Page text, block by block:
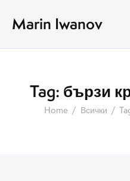
Marin Iwanov
Tag: бързи
Home Всички